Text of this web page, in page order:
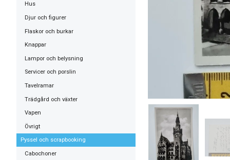
Hus
Djur och figurer
Flaskor och burkar
Knappar
Lampor och belysning
Servicer och porslin
Tavelramar
Trädgård och växter
Vapen
Övrigt
Pyssel och scrapbooking
Cabochoner